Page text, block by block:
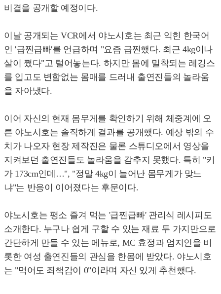
비결을 공개할 예정이다.
이날 공개되는 VCR에서 야노시호는 최근 익힌 한국어
인 '급찐급빠'를 언급하며 "요즘 급찐했다. 최근 4kg이나
살이 쪘다"고 털어놓는다. 하지만 몸에 밀착되는 레깅스
를 입고도 변함없는 몸매를 드러내 출연진들의 놀라움
을 자아냈다.
이어 자신의 현재 몸무게를 확인하기 위해 체중계에 오
른 야노시호는 솔직하게 결과를 공개했다. 예상 밖의 수
치가 나오자 현장 제작진은 물론 스튜디오에서 영상을
지켜보던 출연진들도 놀라움을 감추지 못했다. 특히 "키
가 173cm인데…", "정말 4kg이 늘어난 몸무게가 맞느
냐"는 반응이 이어졌다는 후문이다.
야노시호는 평소 즐겨 먹는 '급찐급빠' 관리식 레시피도
소개한다. 누구나 쉽게 구할 수 있는 재료 두 가지만으로
간단하게 만들 수 있는 메뉴로, MC 효정과 엄지인을 비
롯한 여성 출연진들의 관심을 한몸에 받았다. 야노시호
는 "먹어도 죄책감이 0"이라며 자신 있게 추천했다.